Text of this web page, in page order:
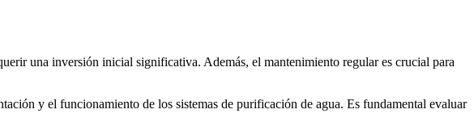
una inversión inicial significativa. Además, el mantenimiento regular es crucial para
y el funcionamiento de los sistemas de purificación de agua. Es fundamental evaluar